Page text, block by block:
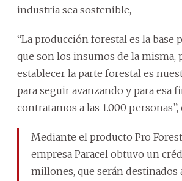
industria sea sostenible,
“La producción forestal es la base
que son los insumos de la misma,
establecer la parte forestal es
para seguir avanzando y para esa
contratamos a las 1.000 personas”,
Mediante el producto Pro
empresa Paracel obtuvo un
millones, que serán destinados